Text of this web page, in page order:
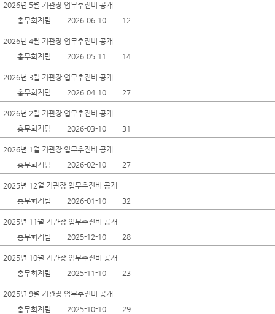
2026년 5월 기관장 업무추진비 공개
총무회계팀
2026-06-10 12
2026년 4월 기관장 업무추진비 공개
총무회계팀
2026-05-11 14
2026년 3월 기관장 업무추진비 공개
총무회계팀
2026-04-10 27
2026년 2월 기관장 업무추진비 공개
총무회계팀
2026-03-10 31
2026년 1월 기관장 업무추진비 공개
총무회계팀
2026-02-10 27
2025년 12월 기관장 업무추진비 공개
총무회계팀
2026-01-10 32
2025년 11월 기관장 업무추진비 공개
총무회계팀
2025-12-10 28
2025년 10월 기관장 업무추진비 공개
총무회계팀
2025-11-10 23
2025년 9월 기관장 업무추진비 공개
총무회계팀
2025-10-10 29